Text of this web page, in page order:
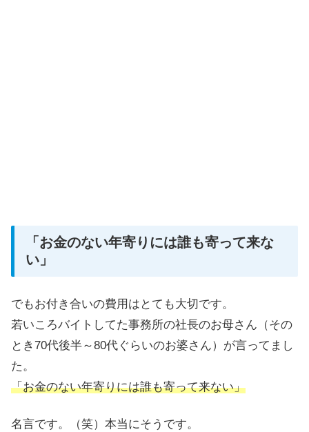
「お金のない年寄りには誰も寄って来な
い」
でもお付き合いの費用はとても大切です。
若いころバイトしてた事務所の社長のお母さん（その
とき70代後半～80代ぐらいのお婆さん）が言ってまし
た。
「お金のない年寄りには誰も寄って来ない」
名言です。（笑）本当にそうです。